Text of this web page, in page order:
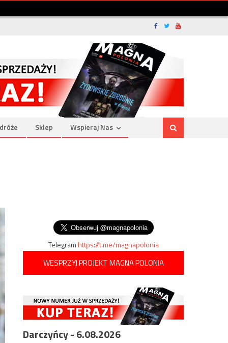
Sklep Wspieraj Nas
Telegramhttps://t.me/magnapolonia
WESPRZYJ PROJEKT MAGNA POLONIA
Darczyńcy - 6.08.2026